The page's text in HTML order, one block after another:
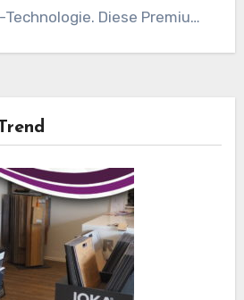
Diese Premium-